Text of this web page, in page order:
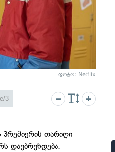
ფოტო: Netflix
პრემიერის თარიღი
დაუბრუნდება.